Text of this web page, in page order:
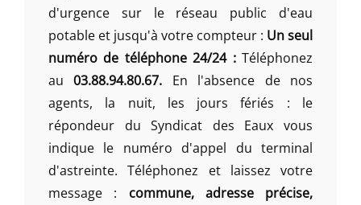
d'urgence sur le réseau public d'eau
potable et jusqu'à votre compteur : Un seul
numéro de téléphone 24/24 :Téléphonez
au03.88.94.80.67. En l'absence de nos
agents, la nuit, les jours fériés : le
répondeur du Syndicat des Eaux vous
indique le numéro d'appel du terminal
d'astreinte. Téléphonez et laissez votre
message : commune, adresse précise,